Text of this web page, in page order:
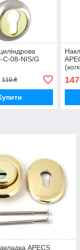
C-08-NIS/G
110 ₴
APECS